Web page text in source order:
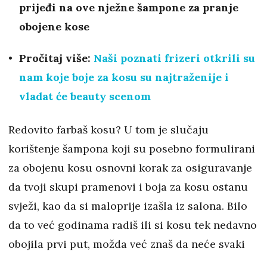
prijeđi na ove nježne šampone za pranje
obojene kose
Pročitaj više: Naši poznati frizeri otkrili su
nam koje boje za kosu su najtraženije i
vladat će beauty scenom
Redovito farbaš kosu? U tom je slučaju
korištenje šampona koji su posebno formulirani
za obojenu kosu osnovni korak za osiguravanje
da tvoji skupi pramenovi i boja za kosu ostanu
svježi, kao da si maloprije izašla iz salona. Bilo
da to već godinama radiš ili si kosu tek nedavno
obojila prvi put, možda već znaš da neće svaki